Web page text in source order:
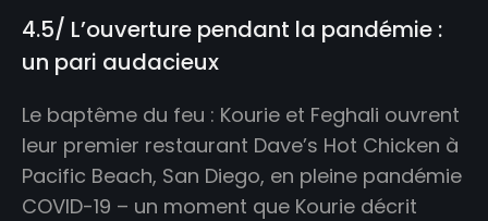
4.5/ L’ouverture pendant la pandémie :
un pari audacieux
Le baptême du feu : Kourie et Feghali ouvrent
leur premier restaurant Dave’s Hot Chicken à
Pacific Beach, San Diego, en pleine pandémie
COVID-19 – un moment que Kourie décrit